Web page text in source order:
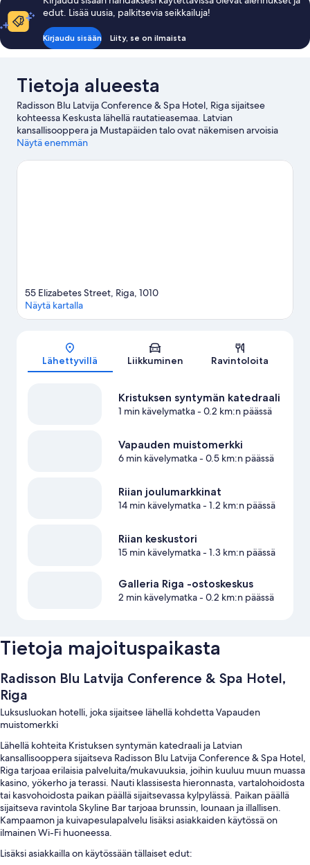
edut. Lisää uusia, palkitsevia seikkailuja!
Kirjaudu sisään Liity, se on ilmaista
Tietoja alueesta
Radisson Blu Latvija Conference & Spa Hotel, Riga sijaitsee
kohteessa Keskusta lähellä rautatieasemaa. Latvian
kansallisooppera ja Mustapäiden talo ovat näkemisen arvoisia
kulttuurikohteita, ja shoppailusta kiinnostuneille tarjolla on Riian
katedraali ja Vapauden muistomerkki ovat kaksi muuta paikkaa,
Näytä enemmän
Kartta
55 Elizabetes Street, Riga, 1010
Näytä kartalla
Lähettyvillä Liikkuminen Ravintoloita
Kristuksen syntymän katedraali
1 min kävelymatka- 0.2 km:n päässä
Vapauden muistomerkki
6 min kävelymatka- 0.5 km:n päässä
Riian joulumarkkinat
14 min kävelymatka- 1.2 km:n päässä
Riian keskustori
15 min kävelymatka- 1.3 km:n päässä
Galleria Riga -ostoskeskus
2 min kävelymatka- 0.2 km:n päässä
Tietoja majoituspaikasta
Radisson Blu Latvija Conference & Spa Hotel,
Riga
Luksusluokan hotelli, joka sijaitsee lähellä kohdetta Vapauden
muistomerkki
Lähellä kohteita Kristuksen syntymän katedraali ja Latvian
kansallisooppera sijaitseva Radisson Blu Latvija Conference & Spa Hotel,
Riga tarjoaa erilaisia palveluita/mukavuuksia, joihin kuuluu muun muassa
kasino, yökerho ja terassi. Nauti klassisesta hieronnasta, vartalohoidosta
tai kasvohoidosta paikan päällä sijaitsevassa kylpylässä. Paikan päällä
sijaitseva ravintola Skyline Bar tarjoaa brunssin, lounaan ja illallisen.
Kampaamon ja kuivapesulapalvelu lisäksi asiakkaiden käytössä on
ilmainen Wi-Fi huoneessa.
Lisäksi asiakkailla on käytössään tällaiset edut: